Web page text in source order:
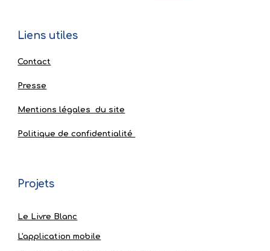
Liens utiles
Contact
Presse
Mentions légales du site
Politique de confidentialité
Projets
Le Livre Blanc
L'application mobile